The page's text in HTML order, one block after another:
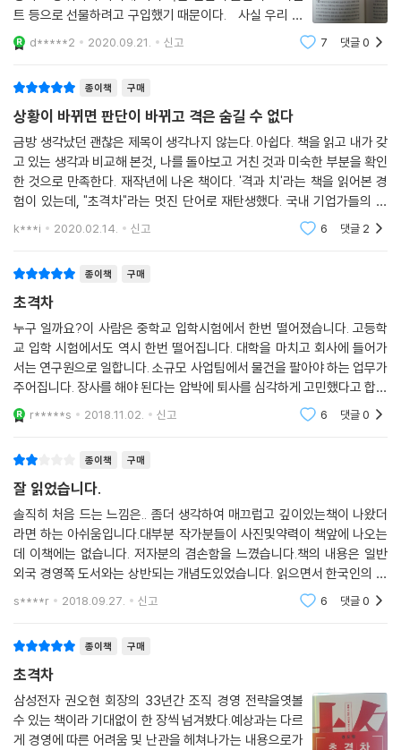
트 등으로 선물하려고 구입했기 때문이다. 사실 우리 같
은 직장인들에게 삼성 경영자는 스타나 다름없다. 특히 기
존의 삼성 CEO나 비서실장(미래전략실장)과는 또다른
d*****2 2020.09.21. 신고 7 댓글0
종이책 구매
상황이 바뀌면 판단이 바뀌고 격은 숨길 수 없다
금방 생각났던 괜찮은 제목이 생각나지 않는다. 아쉽다. 책을 읽고 내가 갖
고 있는 생각과 비교해 본것, 나를 돌아보고 거친 것과 미숙한 부분을 확인
한 것으로 만족한다. 재작년에 나온 책이다. '격과 치'라는 책을 읽어본 경
험이 있는데, "초격차"라는 멋진 단어로 재탄생했다. 국내 기업가들의 책
을 읽으면 경험, 의지, 소신 그리고 약간의 운을 보탠다. 대단하다는 생각을
k***i 2020.02.14. 신고 6 댓글 2
종이책 구매
초격차
누구 일까요?이 사람은 중학교 입학시험에서 한번 떨어졌습니다. 고등학
교 입학 시험에서도 역시 한번 떨어집니다. 대학을 마치고 회사에 들어가
서는 연구원으로 일합니다. 소규모 사업팀에서 물건을 팔아야 하는 업무가
주어집니다. 장사를 해야 된다는 압박에 퇴사를 심각하게 고민했다고 합니
다. 하지만, 새로운 일에 호기심을 가지고 참고 열심히 노력하였습니다. 그
와중에 후배가
r*****s 2018.11.02. 신고 6 댓글0
종이책 구매
잘 읽었습니다.
솔직히 처음 드는 느낌은.. 좀더 생각하여 매끄럽고 깊이있는책이 나왔더
라면 하는 아쉬움입니다.대부분 작가분들이 사진및약력이 책앞에 나오는
데 이책에는 없습니다. 저자분의 겸손함을 느꼈습니다.책의 내용은 일반
외국 경영쪽 도서와는 상반되는 개념도있었습니다. 읽으면서 한국인의 성
향을 더 잘 반영하신것 같다라는 느낌을 받았습니다.평이한 내용, 반복된
s****r 2018.09.27. 신고 6 댓글0
종이책 구매
초격차
삼성전자 권오현 회장의 33년간 조직 경영 전략을엿볼
수 있는 책이라 기대없이 한 장씩 넘겨봤다.예상과는 다르
게 경영에 따른 어려움 및 난관을 헤쳐나가는 내용으로가